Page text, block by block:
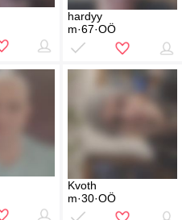
hardyy
m·67·OÖ
Kvoth
m·30·OÖ